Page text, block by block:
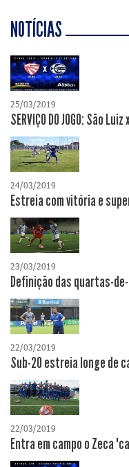
NOTÍCIAS
25/03/2019
SERVIÇO DO JOGO: São
24/03/2019
Estreia com vitória e
23/03/2019
Definição das quartas-
22/03/2019
Sub-20 estreia longe de
22/03/2019
Entra em campo o Zeca